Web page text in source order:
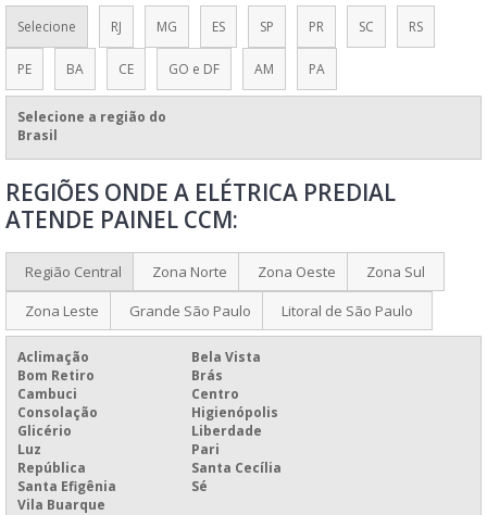
MONTAGEM PAINEL ELÉTRICO
MONTAR PAINEL ELÉTRICO RESIDÊNCIA
PAINÉIS ELÉTRICOS DE BAIXA E MÉDIA TENSÃO
PAINEL COMANDO ELÉTRICO
PAINEL DE COMANDO ELÉTRICO
PAINEL DE COMANDO ELÉTRICO PARA QUEIMADORES
PAINEL DE COMANDO ELÉTRICO PREÇO
PAINEL DE CONTROLE ELÉTRICO
PAINEL ELÉTRICO
PAINEL ELÉTRICO A PROVA DE EXPLOSÃO
PAINEL ELÉTRICO AUTOPORTANTE
PAINEL ELÉTRICO BIFÁSICO
PAINEL ELÉTRICO CCM
Selecione RJ MG ES SP PR SC RS
PE BA CE GO e DF AM PA
Selecione a região do
Brasil
REGIÕES ONDE A ELÉTRICA PREDIAL
ATENDE PAINEL CCM:
Região Central Zona Norte Zona Oeste
Zona Sul
Zona Leste
Grande São Paulo Litoral de São Paulo
Aclimação
Bela Vista
Bom Retiro
Brás
Cambuci
Centro
Consolação
Higienópolis
Glicério
Liberdade
Luz
Pari
República
Santa Cecília
Santa Efigênia
Sé
Vila Buarque